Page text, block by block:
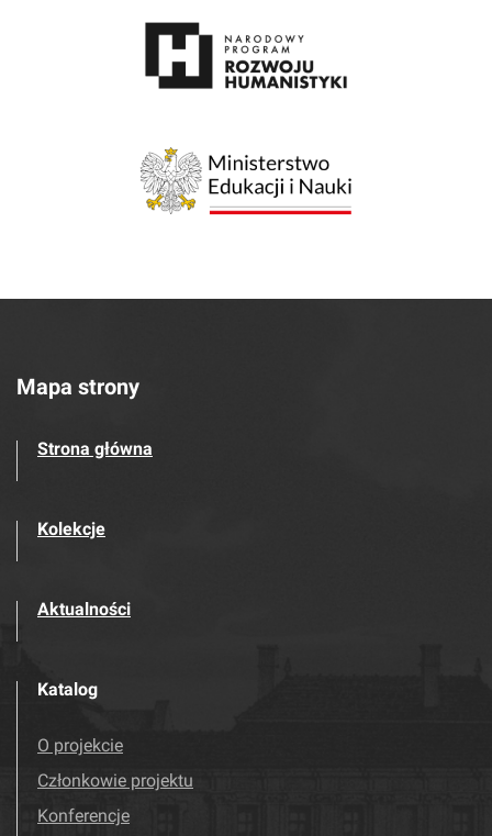
Mapa strony
Strona główna
Kolekcje
Aktualności
Katalog
O projekcie
Członkowie projektu
Konferencje